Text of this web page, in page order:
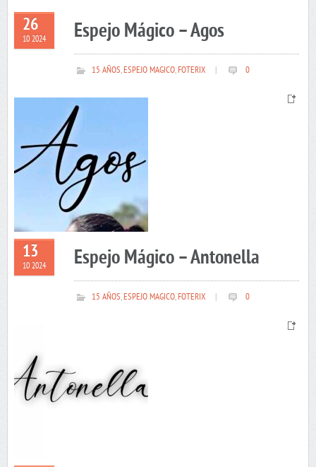
26
10 2024 Espejo Mágico – Agos
15 AÑOS,ESPEJO MAGICO,FOTERIX 0
13
10 2024 Espejo Mágico – Antonella
15 AÑOS,ESPEJO MAGICO,FOTERIX 0